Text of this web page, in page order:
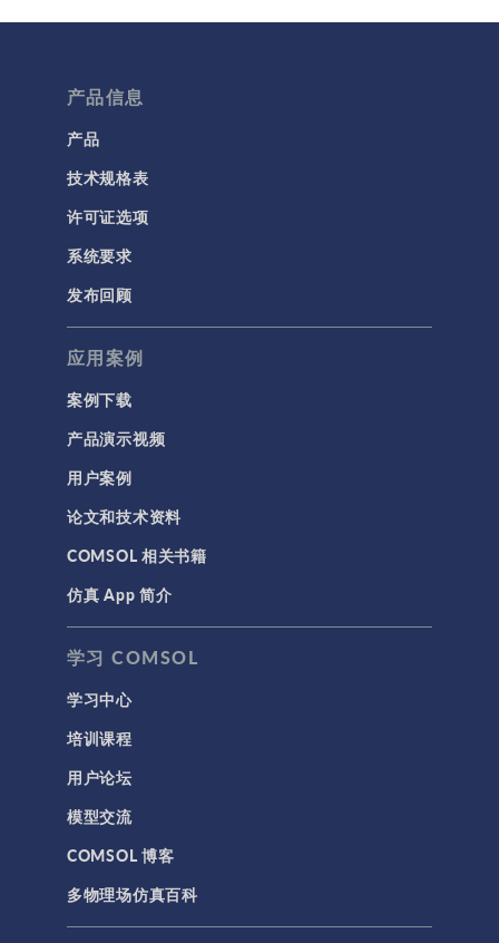
多孔介质流动
流体流动颗粒跟踪
电磁学
RF 与微波工程
低频电磁学
半导体器件
带电粒子追踪
波动光学
等离子体物理
科学新闻
结构 & 声学
MEMS & 压电器件
声学与振动
岩土力学
材料模型
结构力学
结构动力学
API
代理模型
仿真 App
产品信息
产品
技术规格表
许可证选项
系统要求
发布回顾
应用案例
案例下载
产品演示视频
用户案例
论文和技术资料
COMSOL 相关书籍
仿真 App 简介
学习 COMSOL
学习中心
培训课程
用户论坛
模型交流
COMSOL 博客
多物理场仿真百科